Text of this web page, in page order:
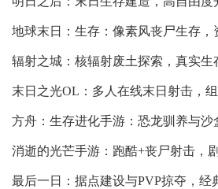
地球末日：生存：像素风丧尸生存，
辐射之城：核辐射废土探索，真实生
末日之光OL：多人在线末日射击，
方舟：生存进化手游：恐龙驯养与沙
消逝的光芒手游：跑酷+丧尸射击，
最后一日：据点建设与PVP掠夺，经